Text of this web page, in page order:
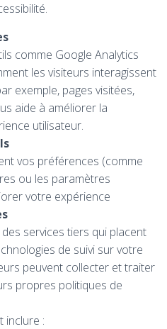
comme Google Analytics
les visiteurs interagissent
exemple, pages visitées,
aide à améliorer la
utilisateur.
vos préférences (comme
ou les paramètres
votre expérience
services tiers qui placent
de suivi sur votre
peuvent collecter et traiter
propres politiques de
inclure :